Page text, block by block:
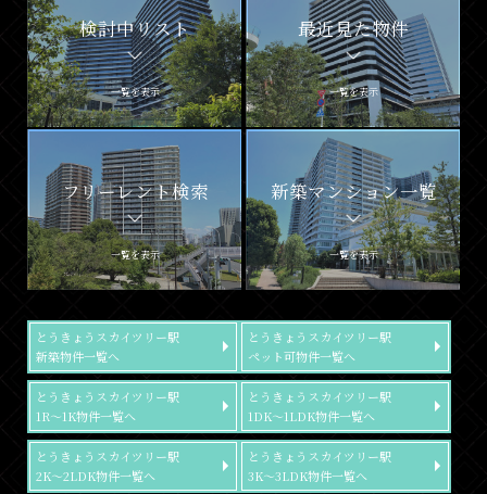
検討中リスト
一覧を表示
最近見た物件
一覧を表示
フリーレント検索
一覧を表示
新築マンション一覧
一覧を表示
とうきょうスカイツリー駅
新築物件一覧へ
とうきょうスカイツリー駅
ペット可物件一覧へ
とうきょうスカイツリー駅
1R～1K物件一覧へ
とうきょうスカイツリー駅
1DK～1LDK物件一覧へ
とうきょうスカイツリー駅
2K～2LDK物件一覧へ
とうきょうスカイツリー駅
3K～3LDK物件一覧へ